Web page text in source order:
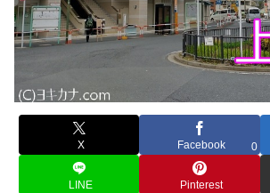
X Facebook 0
LINE Pinterest